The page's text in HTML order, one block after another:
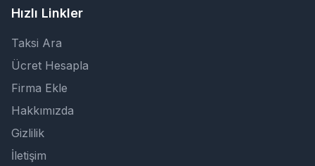
Hızlı Linkler
Taksi Ara
Ücret Hesapla
Firma Ekle
Hakkımızda
Gizlilik
İletişim